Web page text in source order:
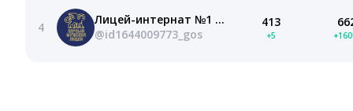
4
Лицей-интернат №1 г. Альметьевск
@id1644009773_gos
413
+5